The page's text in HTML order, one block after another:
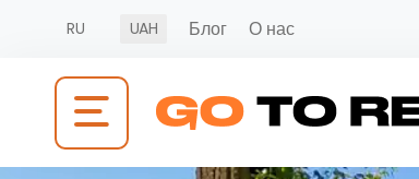
RU UAH Блог О нас